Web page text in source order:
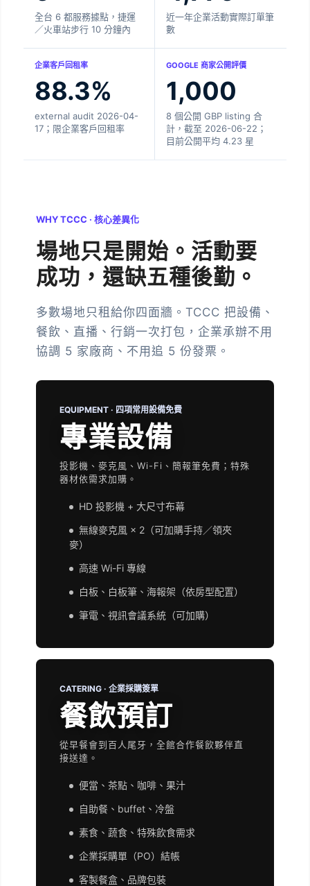
全台 6 都服務據點，捷運
／火車站步行 10 分鐘內
近一年企業活動實際訂單筆
數
企業客戶回租率
88.3%
external audit 2026-04-
17；限企業客戶回租率
GOOGLE 商家公開評價
1,000
8 個公開 GBP listing 合
計，截至 2026-06-22；
目前公開平均 4.23 星
WHY TCCC · 核心差異化
場地只是開始。 活動要
成功，還缺五種後勤。
多數場地只租給你四面牆。TCCC 把設備、
餐飲、直播、行銷一次打包，企業承辦不用
協調 5 家廠商、不用追 5 份發票。
EQUIPMENT · 四項常用設備免費
專業設備
投影機、麥克風、Wi-Fi、簡報筆免費；特殊
器材依需求加購。
HD 投影機 + 大尺寸布幕
無線麥克風 × 2（可加購手持／領夾
麥）
高速 Wi-Fi 專線
白板、白板筆、海報架（依房型配置）
筆電、視訊會議系統（可加購）
CATERING · 企業採購簽單
餐飲預訂
從早餐會到百人尾牙，全館合作餐飲夥伴直
接送達。
便當、茶點、咖啡、果汁
自助餐、buffet、冷盤
素食、蔬食、特殊飲食需求
企業採購單（PO）結帳
客製餐盒、品牌包裝